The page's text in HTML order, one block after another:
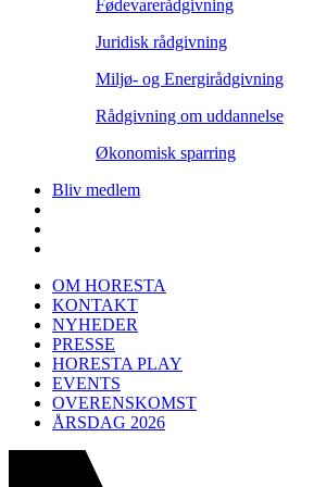
Fødevarerådgivning
Juridisk rådgivning
Miljø- og Energirådgivning
Rådgivning om uddannelse
Økonomisk sparring
Bliv medlem
OM HORESTA
KONTAKT
NYHEDER
PRESSE
HORESTA PLAY
EVENTS
OVERENSKOMST
ÅRSDAG 2026